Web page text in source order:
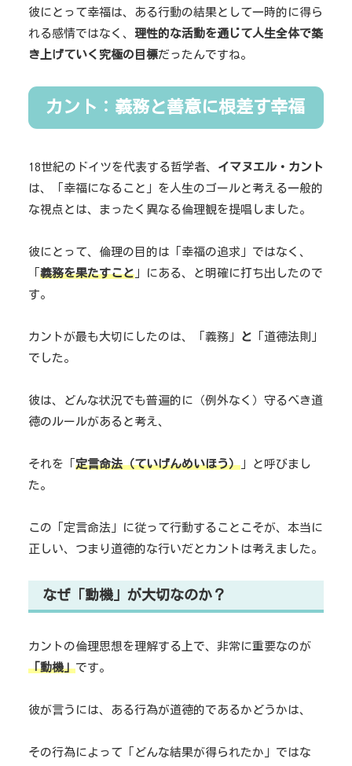
彼にとって幸福は、ある行動の結果として一時的に得ら
れる感情ではなく、 理性的な活動を通じて人生全体で築
き上げていく究極の目標だったんですね。
カント：義務と善意に根差す幸福
18世紀のドイツを代表する哲学者、 イマヌエル・カント
は、「幸福になること」を人生のゴールと考える一般的
な視点とは、まったく異なる倫理観を提唱しました。
彼にとって、倫理の目的は「幸福の追求」ではなく、
義務を果たすこと 」にある、と明確に打ち出したので
す。
カントが最も大切にしたのは、「義務」 と 「道徳法則」
でした。
彼は、どんな状況でも普遍的に（例外なく）守るべき道
徳のルールがあると考え、
それを「 定言命法（ていげんめいほう） 」と呼びまし
た。
この「定言命法」に従って行動することこそが、本当に
正しい、つまり道徳的な行いだとカントは考えました。
なぜ「動機」が大切なのか？
カントの倫理思想を理解する上で、非常に重要なのが
「動機」です。
彼が言うには、ある行為が道徳的であるかどうかは、
その行為によって「どんな結果が得られたか」ではな